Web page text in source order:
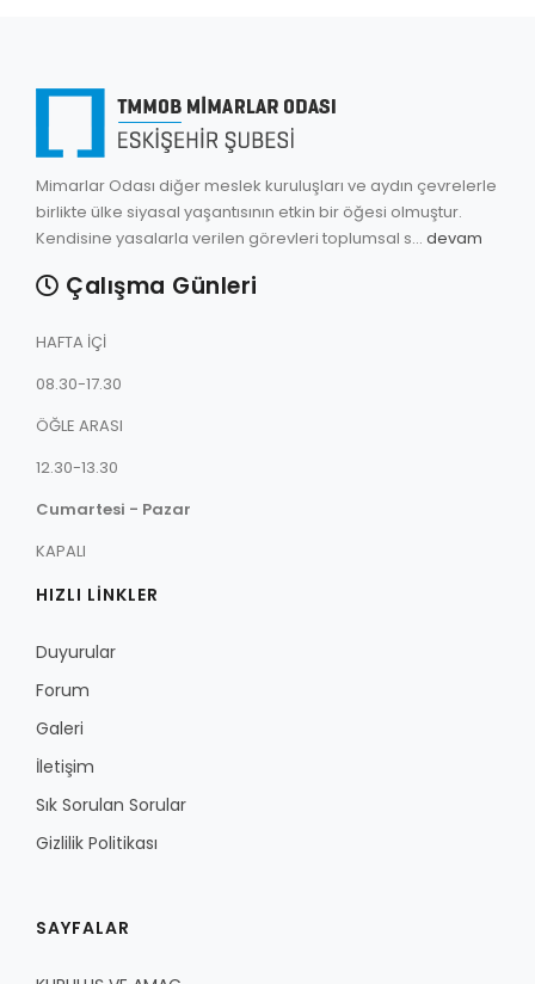
Mimarlar Odası diğer meslek kuruluşları ve aydın çevrelerle
birlikte ülke siyasal yaşantısının etkin bir öğesi olmuştur.
Kendisine yasalarla verilen görevleri toplumsal s... devam
Çalışma Günleri
HAFTA İÇİ
08.30-17.30
ÖĞLE ARASI
12.30-13.30
Cumartesi - Pazar
KAPALI
HIZLI LİNKLER
Duyurular
Forum
Galeri
İletişim
Sık Sorulan Sorular
Gizlilik Politikası
SAYFALAR